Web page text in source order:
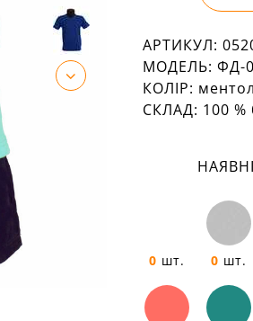
АРТИКУЛ:
МОДЕЛЬ: ФД-
КОЛІР:
СКЛАД: 100 %
0 шт. 0 шт.